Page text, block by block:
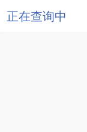
正在查询中